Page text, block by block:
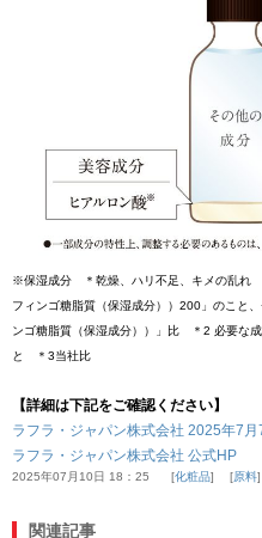
※保湿成分 ＊乾燥、ハリ不足、キメの乱れ
フィンゴ糖脂質（保湿成分））200」のこと
ンゴ糖脂質（保湿成分））」比 ＊2 必要な
と ＊3当社比
【詳細は下記をご確認ください】
ラフラ・ジャパン株式会社 2025年7
ラフラ・ジャパン株式会社 公式HP
2025年07月10日 18：25 化粧品 原料
関連記事